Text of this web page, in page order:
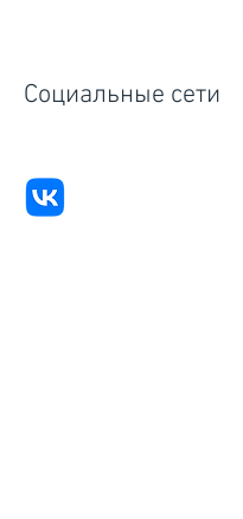
Социальные сети